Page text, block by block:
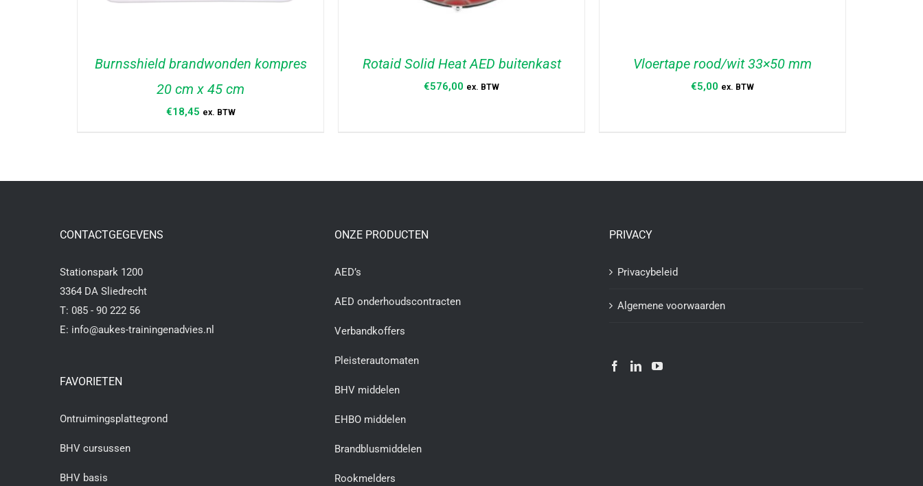
Burnsshield brandwonden kompres
20 cm x 45 cm
€18,45 ex. BTW
Rotaid Solid Heat AED buitenkast
€576,00 ex. BTW
Vloertape rood/wit 33×50 mm
€5,00 ex. BTW
CONTACTGEGEVENS
Stationspark 1200
3364 DA Sliedrecht
T: 085 - 90 222 56
E: info@aukes-trainingenadvies.nl
FAVORIETEN
Ontruimingsplattegrond
BHV cursussen
BHV basis
ONZE PRODUCTEN
AED’s
AED onderhoudscontracten
Verbandkoffers
Pleisterautomaten
BHV middelen
EHBO middelen
Brandblusmiddelen
Rookmelders
PRIVACY
Privacybeleid
Algemene voorwaarden